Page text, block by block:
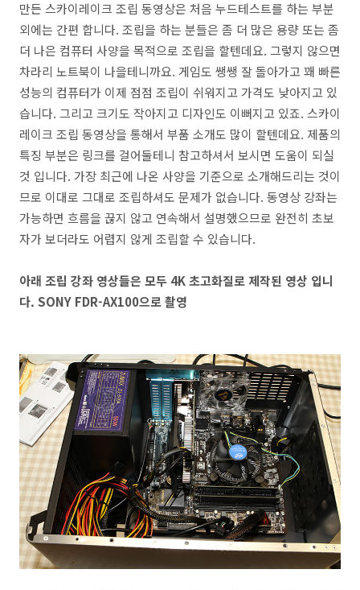
만든 스카이레이크 조립 동영상은 처음 누드테스트를 하는 부분
외에는 간편 합니다. 조립을 하는 분들은 좀 더 많은 용량 또는 좀
더 나은 컴퓨터 사양을 목적으로 조립을 할텐데요. 그렇지 않으면
차라리 노트북이 나을테니까요. 게임도 쌩쌩 잘 돌아가고 꽤 빠른
성능의 컴퓨터가 이제 점점 조립이 쉬워지고 가격도 낮아지고 있
습니다. 그리고 크기도 작아지고 디자인도 이뻐지고 있죠. 스카이
레이크 조립 동영상을 통해서 부품 소개도 많이 할텐데요. 제품의
특징 부분은 링크를 걸어둘테니 참고하셔서 보시면 도움이 되실
것 입니다. 가장 최근에 나온 사양을 기준으로 소개해드리는 것이
므로 이대로 그대로 조립하셔도 문제가 없습니다. 동영상 강좌는
가능하면 흐름을 끊지 않고 연속해서 설명했으므로 완전히 초보
자가 보더라도 어렵지 않게 조립할 수 있습니다.
아래 조립 강좌 영상들은 모두 4K 초고화질로 제작된 영상 입니
다. SONY FDR-AX100으로 촬영